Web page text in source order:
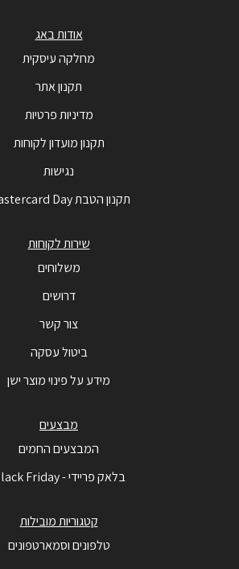
אודות באג
מחלקה עיסקית
תקנון אתר
מדיניות פרטיות
תקנון מועדון לקוחות
נגישות
תקנון הטבת Mastercard Day
שירות לקוחות
משלוחים
דרושים
צור קשר
ביטול עסקה
מידע על פינוי מוצר ישן
מבצעים
המבצעים החמים
בלאק פריידי - Black Friday
קטגוריות מובילות
טלפונים וסמארטפונים